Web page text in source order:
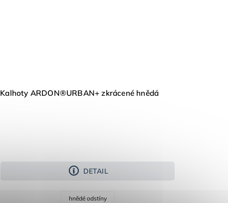
Kalhoty ARDON®URBAN+ zkrácené hnědá
DETAIL
hnědé odstíny